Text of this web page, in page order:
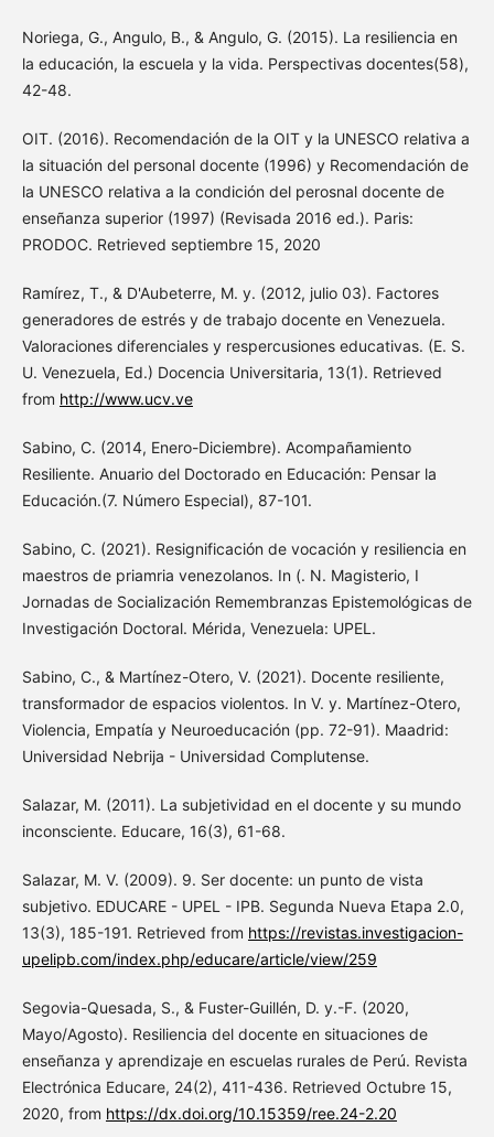
Noriega, G., Angulo, B., & Angulo, G. (2015). La resiliencia en
la educación, la escuela y la vida. Perspectivas docentes(58),
42-48.
OIT. (2016). Recomendación de la OIT y la UNESCO relativa a
la situación del personal docente (1996) y Recomendación de
la UNESCO relativa a la condición del perosnal docente de
enseñanza superior (1997) (Revisada 2016 ed.). Paris:
PRODOC. Retrieved septiembre 15, 2020
Ramírez, T., & D'Aubeterre, M. y. (2012, julio 03). Factores
generadores de estrés y de trabajo docente en Venezuela.
Valoraciones diferenciales y respercusiones educativas. (E. S.
U. Venezuela, Ed.) Docencia Universitaria, 13(1). Retrieved
from http://www.ucv.ve
Sabino, C. (2014, Enero-Diciembre). Acompañamiento
Resiliente. Anuario del Doctorado en Educación: Pensar la
Educación.(7. Número Especial), 87-101.
Sabino, C. (2021). Resignificación de vocación y resiliencia en
maestros de priamria venezolanos. In (. N. Magisterio, I
Jornadas de Socialización Remembranzas Epistemológicas de
Investigación Doctoral. Mérida, Venezuela: UPEL.
Sabino, C., & Martínez-Otero, V. (2021). Docente resiliente,
transformador de espacios violentos. In V. y. Martínez-Otero,
Violencia, Empatía y Neuroeducación (pp. 72-91). Maadrid:
Universidad Nebrija - Universidad Complutense.
Salazar, M. (2011). La subjetividad en el docente y su mundo
inconsciente. Educare, 16(3), 61-68.
Salazar, M. V. (2009). 9. Ser docente: un punto de vista
subjetivo. EDUCARE - UPEL - IPB. Segunda Nueva Etapa 2.0,
13(3), 185-191. Retrieved from https://revistas.investigacion-
upelipb.com/index.php/educare/article/view/259
Segovia-Quesada, S., & Fuster-Guillén, D. y.-F. (2020,
Mayo/Agosto). Resiliencia del docente en situaciones de
enseñanza y aprendizaje en escuelas rurales de Perú. Revista
Electrónica Educare, 24(2), 411-436. Retrieved Octubre 15,
2020, from https://dx.doi.org/10.15359/ree.24-2.20